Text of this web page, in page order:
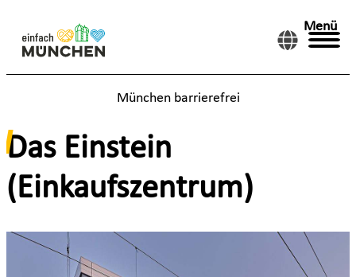
Menü
München barrierefrei
Das Einstein
(Einkaufszentrum)